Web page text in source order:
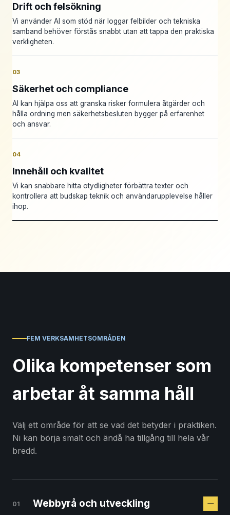
Drift och felsökning
Vi använder AI som stöd när loggar felbilder och tekniska
samband behöver förstås snabbt utan att tappa den praktiska
verkligheten.
03
Säkerhet och compliance
AI kan hjälpa oss att granska risker formulera åtgärder och
hålla ordning men säkerhetsbesluten bygger på erfarenhet
och ansvar.
04
Innehåll och kvalitet
Vi kan snabbare hitta otydligheter förbättra texter och
kontrollera att budskap teknik och användarupplevelse håller
ihop.
FEM VERKSAMHETSOMRÅDEN
Olika kompetenser som
arbetar åt samma håll
Välj ett område för att se vad det betyder i praktiken.
Ni kan börja smalt och ändå ha tillgång till hela vår
bredd.
01 Webbyrå och utveckling